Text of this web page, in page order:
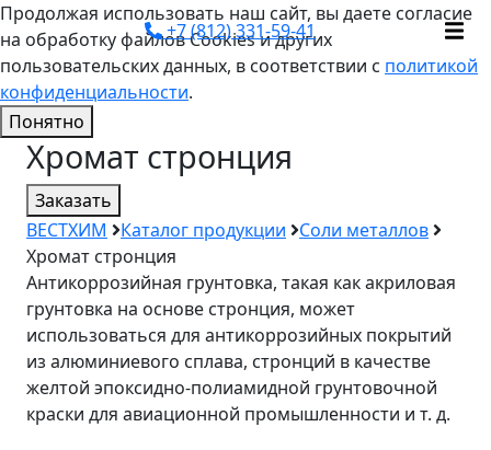
Продолжая использовать наш сайт, вы даете согласие
на обработку файлов Cookies и других
пользовательских данных, в соответствии с политикой
конфиденциальности.
Понятно
+7 (812) 331-59-41
Хромат стронция
Заказать
ВЕСТХИМ
Каталог продукции
Соли металлов
Хромат стронция
Антикоррозийная грунтовка, такая как акриловая
грунтовка на основе стронция, может
использоваться для антикоррозийных покрытий
из алюминиевого сплава, стронций в качестве
желтой эпоксидно-полиамидной грунтовочной
краски для авиационной промышленности и т. д.